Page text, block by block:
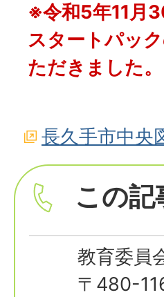
※令和5年11月
スタートパッ
ただきました
長久手市中央
この
教育委員
〒480-